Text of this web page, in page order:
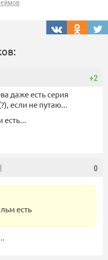
+2
даже есть серия
если не путаю...
0
есть